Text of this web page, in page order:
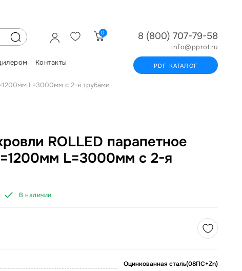
0
Контакты
8 (800) 707-79-58
info@pprol.ru
PDF КАТАЛОГ
L=3000мм с 2-я трубами
ROLLED парапетное
L=3000мм с 2-я
В наличии
Оцинкованная сталь(08ПС+Zn)